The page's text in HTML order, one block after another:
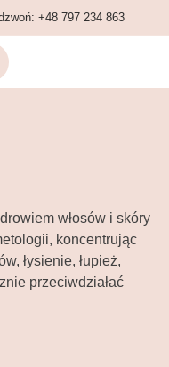
+48 797 234 863
włosów i skóry
koncentrując
łysienie, łupież,
przeciwdziałać